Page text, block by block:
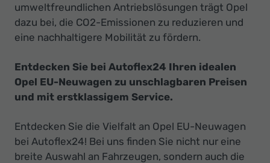
umweltfreundlichen Antriebslösungen trägt Opel
dazu bei, die CO2-Emissionen zu reduzieren und
eine nachhaltigere Mobilität zu fördern.
Entdecken Sie bei Autoflex24 Ihren idealen
Opel EU-Neuwagen zu unschlagbaren Preisen
und mit erstklassigem Service.
Entdecken Sie die Vielfalt an Opel EU-Neuwagen
bei Autoflex24! Bei uns finden Sie nicht nur eine
breite Auswahl an Fahrzeugen, sondern auch die